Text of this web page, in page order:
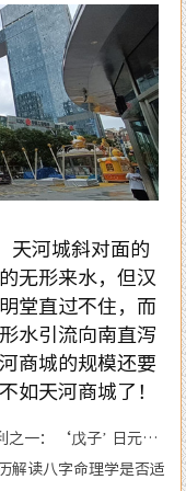
河城斜对面的
无形来水，但汉
堂直过不住，而
水引流向南直泻
商城的规模还要
如天河商城了！
之一：‘戊子’ 日元分
解读八字命理学是否适